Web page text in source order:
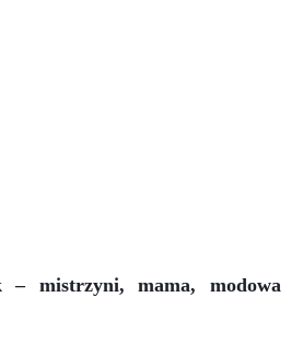
– mistrzyni, mama, modowa